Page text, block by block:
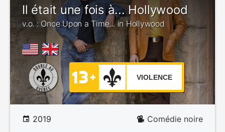
Il était une fois à... Hollywood
v.o. : Once Upon a Time... in Hollywood
VIOLENCE
2019 Comédie noire